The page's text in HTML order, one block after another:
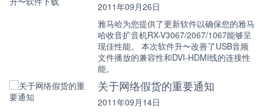
2011年09月26日
雅马哈为您提供了更新软件以确保您的雅马
哈收音扩音机RX-V3067/2067/1067能够呈
现佳性能。 本次软件升〜改善了USB音频
文件播放的兼容性和DVI-HDMI线的连接性
能。
关于网络假货的重要通知
2011年09月14日